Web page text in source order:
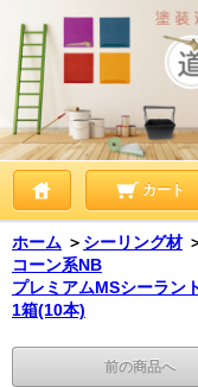
カート
ホーム ＞ シーリング材
コーン系NB
プレミアムMSシーラン
1箱(10本)
前の商品へ